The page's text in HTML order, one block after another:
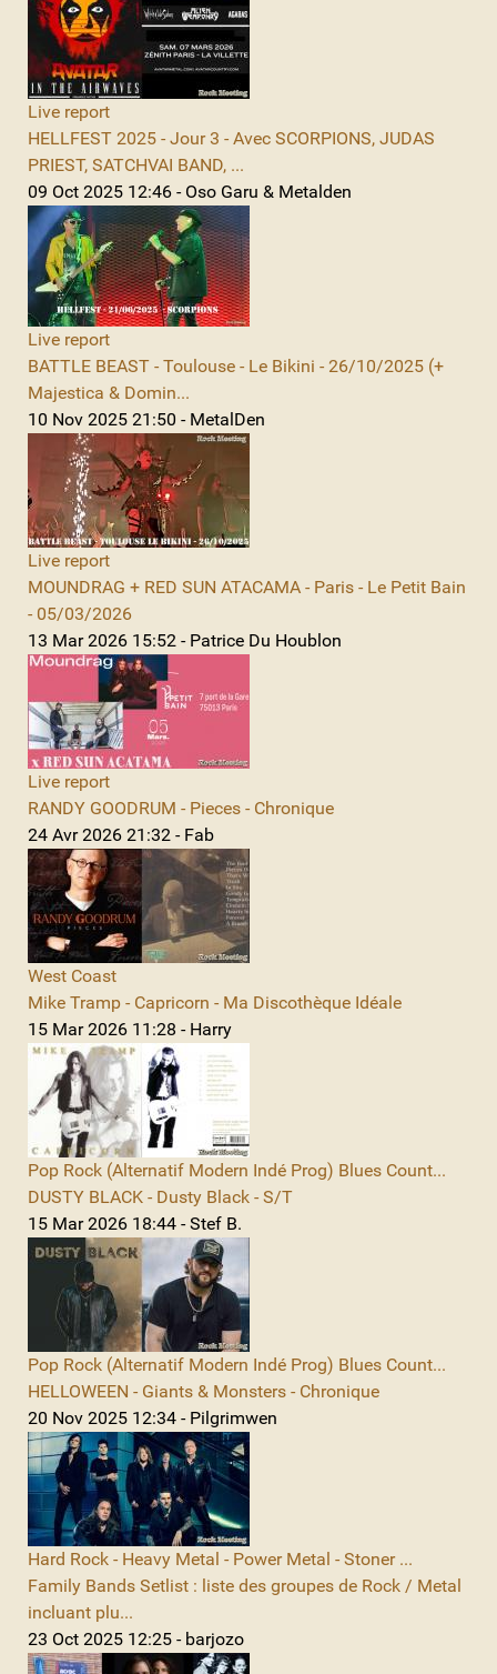
Live report
HELLFEST 2025 - Jour 3 - Avec SCORPIONS, JUDAS
PRIEST, SATCHVAI BAND, ...
09 Oct 2025 12:46 - Oso Garu & Metalden
Live report
BATTLE BEAST - Toulouse - Le Bikini - 26/10/2025 (+
Majestica & Domin...
10 Nov 2025 21:50 - MetalDen
Live report
MOUNDRAG + RED SUN ATACAMA - Paris - Le Petit Bain
- 05/03/2026
13 Mar 2026 15:52 - Patrice Du Houblon
Live report
RANDY GOODRUM - Pieces - Chronique
24 Avr 2026 21:32 - Fab
West Coast
Mike Tramp - Capricorn - Ma Discothèque Idéale
15 Mar 2026 11:28 - Harry
Pop Rock (Alternatif Modern Indé Prog) Blues Count...
DUSTY BLACK - Dusty Black - S/T
15 Mar 2026 18:44 - Stef B.
Pop Rock (Alternatif Modern Indé Prog) Blues Count...
HELLOWEEN - Giants & Monsters - Chronique
20 Nov 2025 12:34 - Pilgrimwen
Hard Rock - Heavy Metal - Power Metal - Stoner ...
Family Bands Setlist : liste des groupes de Rock / Metal
incluant plu...
23 Oct 2025 12:25 - barjozo